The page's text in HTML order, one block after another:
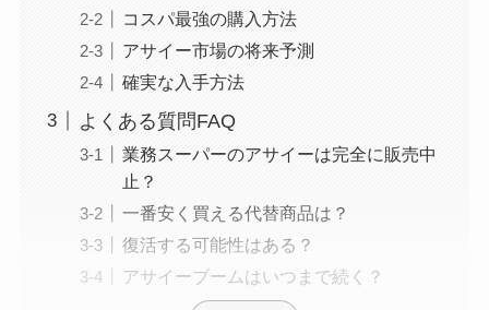
コスパ最強の購入方法
アサイー市場の将来予測
確実な入手方法
よくある質問FAQ
業務スーパーのアサイーは完全に販売中
止？
一番安く買える代替商品は？
復活する可能性はある？
アサイーブームはいつまで続く？